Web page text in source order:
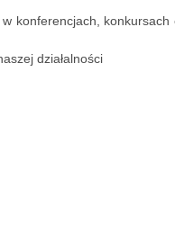
konferencjach, konkursach
działalności